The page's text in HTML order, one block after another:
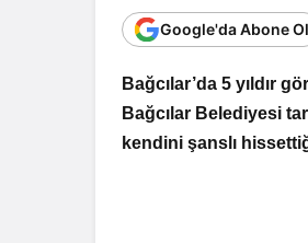
Google'da Abone Ol
Bağcılar’da 5 yıldır
Bağcılar Belediyesi
kendini şanslı